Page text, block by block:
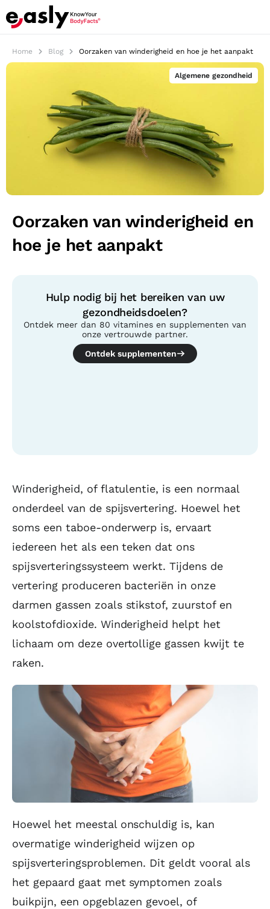
Home Blog Oorzaken van winderigheid en hoe je het aanpakt
Algemene gezondheid
Oorzaken van winderigheid en
hoe je het aanpakt
Hulp nodig bij het bereiken van uw
gezondheidsdoelen?
Ontdek meer dan 80 vitamines en supplementen van
onze vertrouwde partner.
Ontdek supplementen
Winderigheid, of flatulentie, is een normaal
onderdeel van de spijsvertering. Hoewel het
soms een taboe-onderwerp is, ervaart
iedereen het als een teken dat ons
spijsverteringssysteem werkt. Tijdens de
vertering produceren bacteriën in onze
darmen gassen zoals stikstof, zuurstof en
koolstofdioxide. Winderigheid helpt het
lichaam om deze overtollige gassen kwijt te
raken.
Hoewel het meestal onschuldig is, kan
overmatige winderigheid wijzen op
spijsverteringsproblemen. Dit geldt vooral als
het gepaard gaat met symptomen zoals
buikpijn, een opgeblazen gevoel, of